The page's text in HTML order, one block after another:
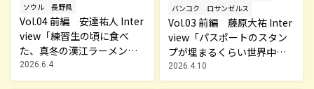
ソウル 長野県
Vol.04 前編 安達祐人 Inter
view「練習生の頃に食べ
た、真冬の漢江ラーメンが
最高でした」～MY TRAVEL
STORY～
2026.6.4
バンコク
ロサンゼルス
Vol.03 前編 藤原大祐 Inter
view「パスポートのスタン
プが埋まるくらい世界中を
旅してきました」～MY TRA
VEL STORY～
2026.4.10